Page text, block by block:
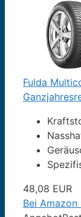
Fulda
48,08 EUR
Bei Amazon